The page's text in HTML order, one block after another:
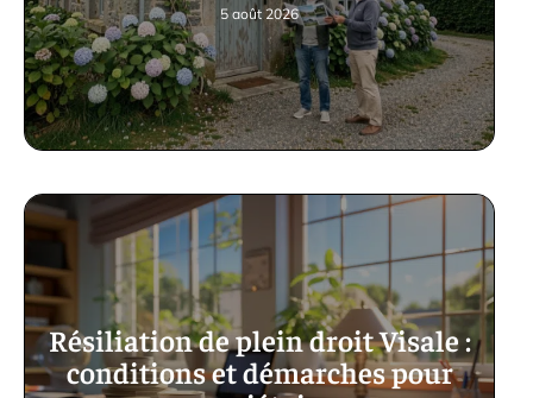
5 août 2026
Résiliation de plein droit Visale :
conditions et démarches pour